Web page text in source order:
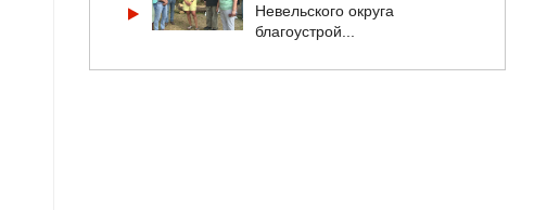
Невельского округа
благоустрой...